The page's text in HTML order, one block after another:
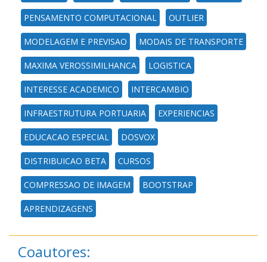
PENSAMENTO COMPUTACIONAL OUTLIER
MODELAGEM E PREVISAO MODAIS DE TRANSPORTE
MAXIMA VEROSSIMILHANCA LOGISTICA
INTERESSE ACADEMICO INTERCAMBIO
INFRAESTRUTURA PORTUARIA EXPERIENCIAS
EDUCACAO ESPECIAL DOSVOX
DISTRIBUICAO BETA CURSOS
COMPRESSAO DE IMAGEM BOOTSTRAP
APRENDIZAGENS
Coautores: